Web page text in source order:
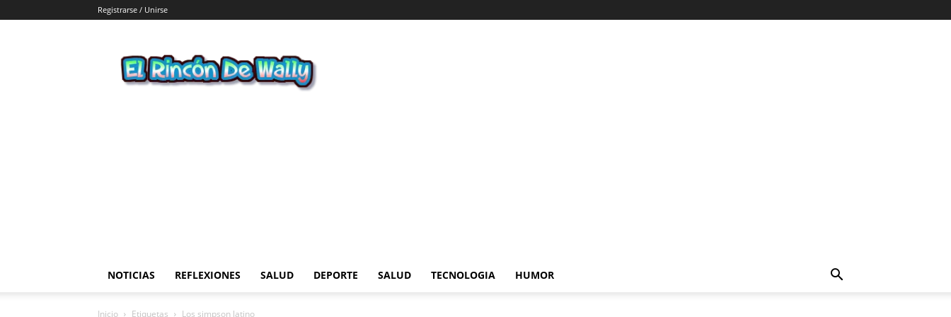
Registrarse / Unirse
Rincon
de
NOTICIAS REFLEXIONES SALUD DEPORTE SALUD TECNOLOGIA HUMOR
Inicio Etiquetas Los simpson latino